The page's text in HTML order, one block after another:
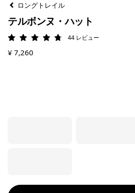
ロングトレイル
テルボンヌ・ハット
評価: 4.8 / 5
44 レビュー
¥ 7,260